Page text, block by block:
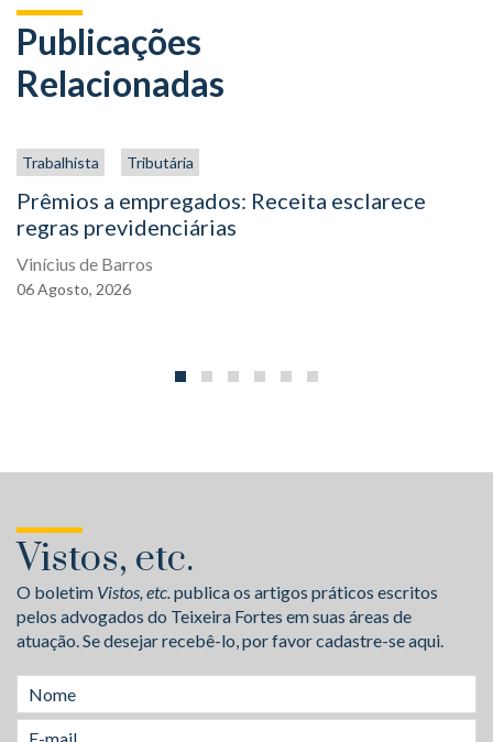
Publicações
Relacionadas
Trabalhista Tributária
Prêmios a empregados: Receita esclarece
regras previdenciárias
Vinícius de Barros
06Agosto, 2026
Vistos, etc.
O boletim Vistos, etc.publica os artigos práticos escritos
pelos advogados do Teixeira Fortes em suas áreas de
atuação. Se desejar recebê-lo, por favor cadastre-se aqui.